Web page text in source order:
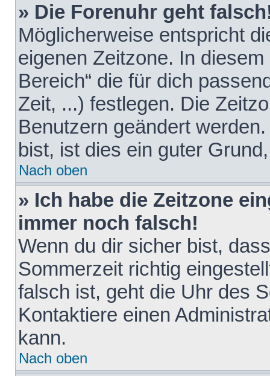
» Die Forenuhr geht
Möglicherweise entspricht
eigenen Zeitzone. In
Bereich“ die für dich
Zeit, ...) festlegen. Die
Benutzern geändert
bist, ist dies ein guter
Nach oben
» Ich habe die Zeitzone
immer noch falsch!
Wenn du dir sicher bist,
Sommerzeit richtig
falsch ist, geht die Uhr des
Kontaktiere einen
kann.
Nach oben